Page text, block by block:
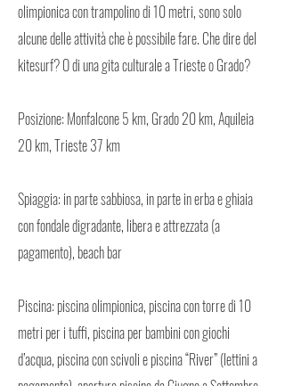
olimpionica con trampolino di 10 metri, sono solo
alcune delle attività che è possibile fare. Che dire del
kitesurf? O di una gita culturale a Trieste o Grado?
Posizione: Monfalcone 5 km, Grado 20 km, Aquileia
20 km, Trieste 37 km
Spiaggia: in parte sabbiosa, in parte in erba e ghiaia
con fondale digradante, libera e attrezzata (a
pagamento), beach bar
Piscina: piscina olimpionica, piscina con torre di 10
metri per i tuffi, piscina per bambini con giochi
d’acqua, piscina con scivoli e piscina “River” (lettini a